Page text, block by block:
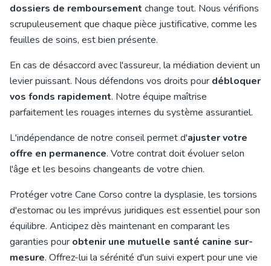
dossiers de remboursement change tout. Nous vérifions
scrupuleusement que chaque pièce justificative, comme les
feuilles de soins, est bien présente.
En cas de désaccord avec l'assureur, la médiation devient un
levier puissant. Nous défendons vos droits pour débloquer
vos fonds rapidement. Notre équipe maîtrise
parfaitement les rouages internes du système assurantiel.
L'indépendance de notre conseil permet d'ajuster votre
offre en permanence. Votre contrat doit évoluer selon
l'âge et les besoins changeants de votre chien.
Protéger votre Cane Corso contre la dysplasie, les torsions
d'estomac ou les imprévus juridiques est essentiel pour son
équilibre. Anticipez dès maintenant en comparant les
garanties pour obtenir une mutuelle santé canine sur-
mesure. Offrez-lui la sérénité d'un suivi expert pour une vie